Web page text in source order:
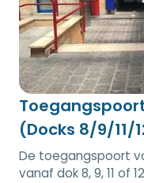
(Docks 8/9/11/
De toegangspoort
vanaf dok 8, 9, 11 of